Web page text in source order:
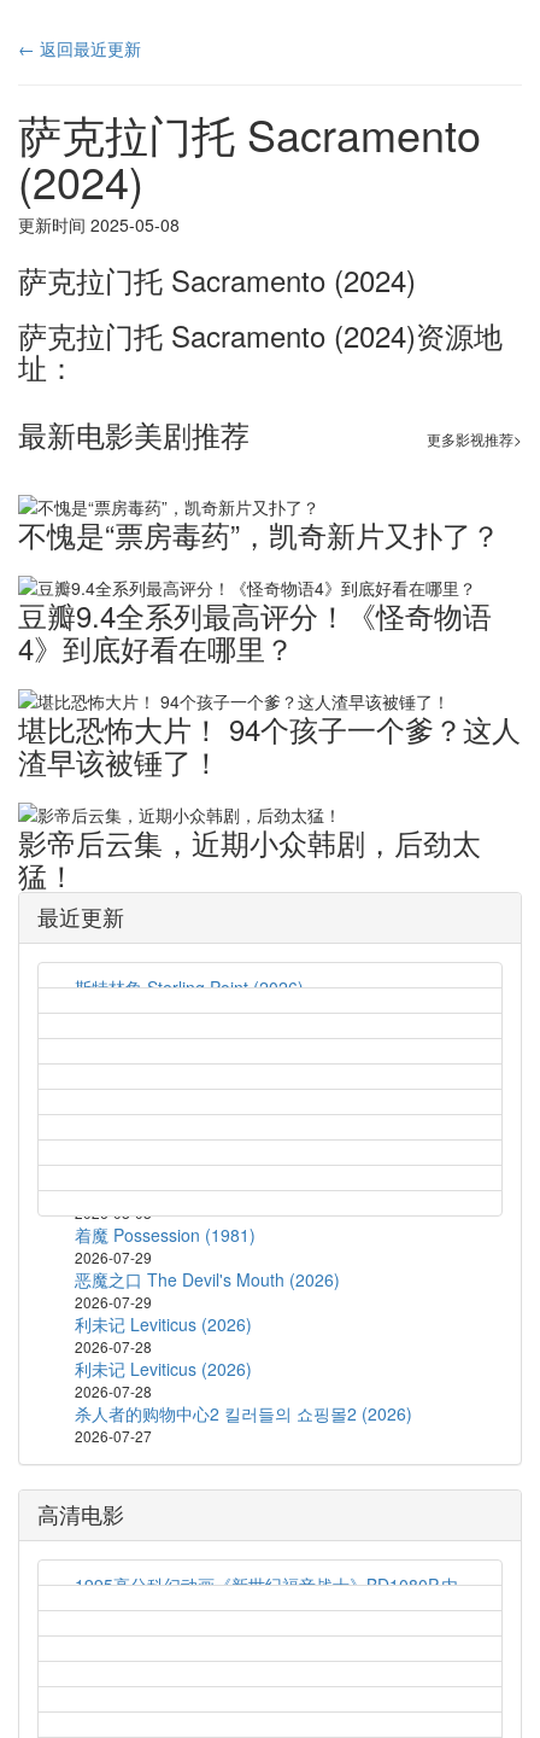
← 返回最近更新
萨克拉门托 Sacramento
(2024)
更新时间 2025-05-08
萨克拉门托 Sacramento (2024)
萨克拉门托 Sacramento (2024)资源地
址：
最新电影美剧推荐
更多影视推荐>
不愧是“票房毒药”，凯奇新片又扑了？
豆瓣9.4全系列最高评分！《怪奇物语
4》到底好看在哪里？
堪比恐怖大片！ ​94个孩子一个爹？这人
渣早该被锤了！
影帝后云集，近期小众韩剧，后劲太
猛！
最近更新
斯特林角 Sterling Point (2026)
2026-08-05
猛尸一家亲 Lockbox (2026)
鬼玩人6：炼狱 Evil Dead Burn (2026)
2026-08-04
蝙蝠侠：披风战士 第二季 Batman: Caped Crusader
Season 2 (2026)
2026-08-03
着魔 Possession (1981)
2026-07-29
恶魔之口 The Devil's Mouth (2026)
2026-07-29
利未记 Leviticus (2026)
2026-07-28
利未记 Leviticus (2026)
2026-07-28
杀人者的购物中心2 킬러들의 쇼핑몰2 (2026)
2026-07-27
高清电影
1995高分科幻动画《新世纪福音战士》BD1080P.内
封简繁字幕
2021-03-19